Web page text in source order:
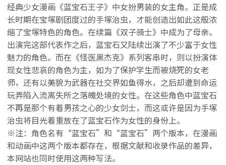
经典少女漫画《蓝宝石王子》中女扮男装的女主角。正是成
长时期在宝塚剧团度过的手塚治虫，才能创造出如此这般浓
缩了宝塚特色的角色。在续篇《双子骑士》中成为了母亲。
出演完这部代表作之后，蓝宝石又陆续出演了不少富于女性
魅力的角色。而在《怪医黑杰克》系列客串时，则以扮演体
现女性悲哀的角色为主，如为了保护学生而被烧死的女老
师，还有以美貌为武器在社交界如鱼得水，之后却遭到命运
玩弄陷入流离失所之落魄处境的女性。在这些角色中蓝宝石
不再是那个有着男孩之心的少女剑士，而这或许是因为手塚
治虫将目光着重放在了蓝宝石作为女性的身份上。
※注：角色名有“蓝宝石”和“蓝宝石”两个版本，在漫画
和动画中这两个版本都存在，根据文献和收录作品的差异，
本网站也同时使用这两种写法。